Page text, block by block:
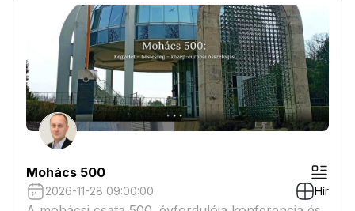
Mohács 500
2026-11-28 09:00:00 Hír